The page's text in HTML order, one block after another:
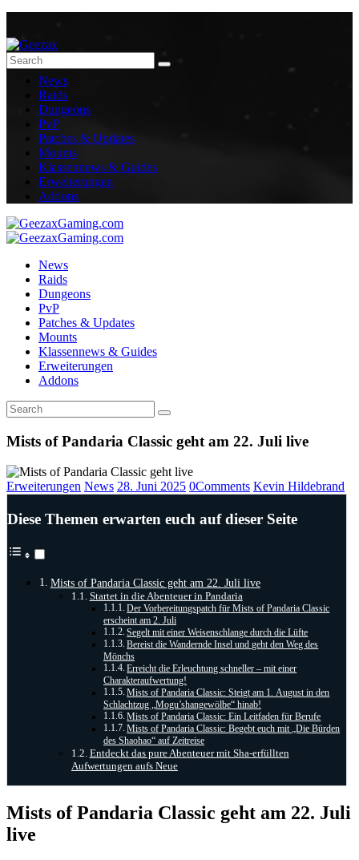
News
Raids
Dungeons
PvP
Patches & Updates
Mounts
Klassennews & Guides
Erweiterungen
Addons
News
Raids
Dungeons
PvP
Patches & Updates
Mounts
Klassennews & Guides
Erweiterungen
Addons
Mists of Pandaria Classic geht am 22. Juli live
Erweiterungen News 28. Juni 2025 0Comments Kevin Hildebrand
Diese Themen erwarten euch auf dieser Seite
Mists of Pandaria Classic geht am 22. Juli live
Startet in die Abenteuer in Pandaria
Der Vorbereitungspatch für Mists of Pandaria Classic
erscheint am 2. Juli
Segelt mit einer Weisenschlange durch die Lüfte
Bereist die Wandernde Insel und geht den Weg des
Mönchs
Erreicht die Erleuchtung schneller – mit einer
Charakteraufwertung!
Mists of Pandaria Classic: Steigt am 1. August in den
Schlachtzug „Mogu’shangewölbe“ hinab!
Mists of Pandaria Classic: Ein Leitfaden für Berufe
Mists of Pandaria Classic: Begebt euch mit „Die Bürden
des Shaohao“ auf Zeitreise
Entdeckt das pure Abenteuer mit Sha-erfüllten
Aufwertungen aufs Neue
Mists of Pandaria Classic geht am 22. Juli
live